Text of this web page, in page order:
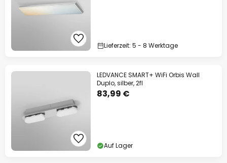
Lieferzeit: 5 - 8 Werktage
LEDVANCE SMART+ WiFi Orbis Wall
Duplo, silber, 2fl
83,99 €
Auf Lager